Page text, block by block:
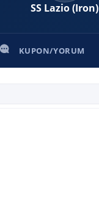
SS Lazio (Iron)
KUPON/YORUM